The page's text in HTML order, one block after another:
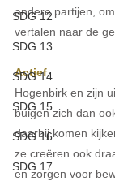
SDG 12
SDG 13
SDG 14
SDG 15
SDG 16
SDG 17
andere partijen,
vertalen naar de
Actief
Hogenbirk en zijn
buigen zich dan
daarbij komen
ze creëren ook
en zorgen voor